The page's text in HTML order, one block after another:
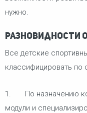
нужно.
Разновидности
Все детские
классифицировать
1. По назначению
модули и